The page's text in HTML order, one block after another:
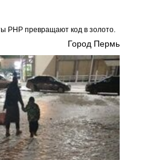
PHP превращают код в золото.
Город Пермь